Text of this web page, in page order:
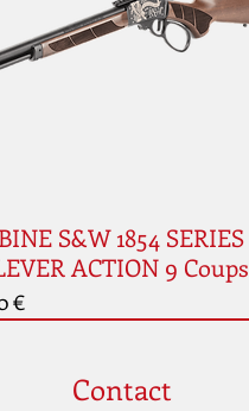
S&W 1854 SERIES
ACTION 9 Coups
€
Contact